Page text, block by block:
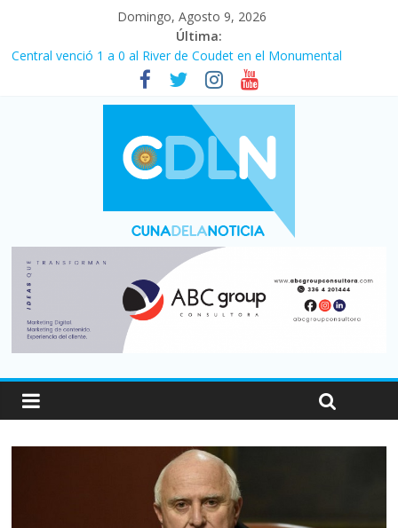
Domingo, Agosto 9, 2026
Última:
Central venció 1 a 0 al River de Coudet en el Monumental
La morosidad alcanzó su nivel más alto en dos décadas y ya
afecta a 400 mil deudores en Santa Fe
Desde que asumió Milei cerraron 41.000 kioscos: el sector
denuncia crisis como en 2001
Vacaciones de invierno con más movimiento y consumo
turístico: 4,6 millones de personas viajaron por el país, un 5,9%
Fuerte caída de la venta de autos usados en julio: bajó un 12,6%